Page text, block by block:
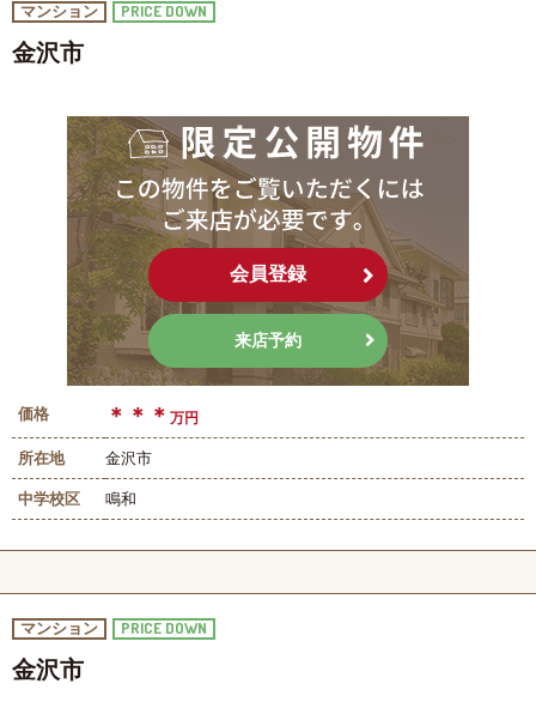
マンション PRICE DOWN
金沢市
会員登録
来店予約
価格 ＊＊＊ 万円
所在地 金沢市
中学校区 鳴和
マンション PRICE DOWN
金沢市